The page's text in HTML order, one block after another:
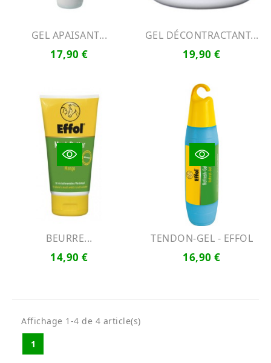
GEL APAISANT...
17,90 €
GEL DÉCONTRACTANT...
19,90 €
BEURRE...
14,90 €
TENDON-GEL - EFFOL
16,90 €
Affichage 1-4 de 4 article(s)
1